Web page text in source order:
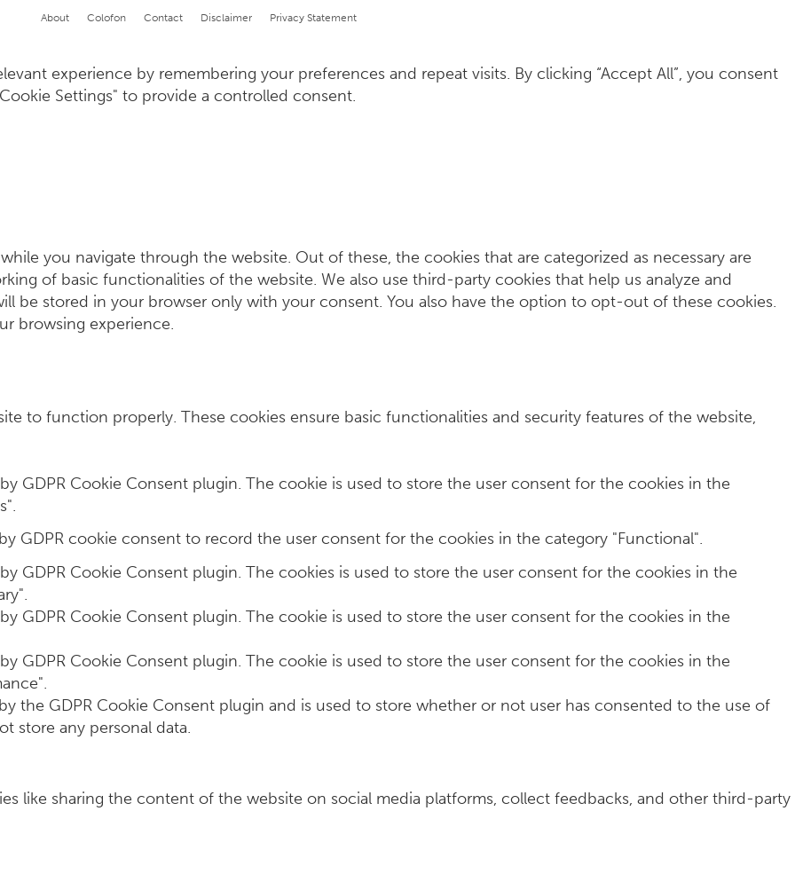
About Colofon Contact Disclaimer Privacy Statement
experience by remembering your preferences and repeat visits. By clicking “Accept All”, you consent
Settings" to provide a controlled consent.
you navigate through the website. Out of these, the cookies that are categorized as necessary are
of basic functionalities of the website. We also use third-party cookies that help us analyze and
be stored in your browser only with your consent. You also have the option to opt-out of these cookies.
browsing experience.
to function properly. These cookies ensure basic functionalities and security features of the website,
GDPR Cookie Consent plugin. The cookie is used to store the user consent for the cookies in the
GDPR cookie consent to record the user consent for the cookies in the category "Functional".
GDPR Cookie Consent plugin. The cookies is used to store the user consent for the cookies in the
GDPR Cookie Consent plugin. The cookie is used to store the user consent for the cookies in the
GDPR Cookie Consent plugin. The cookie is used to store the user consent for the cookies in the
the GDPR Cookie Consent plugin and is used to store whether or not user has consented to the use of
store any personal data.
like sharing the content of the website on social media platforms, collect feedbacks, and other third-party